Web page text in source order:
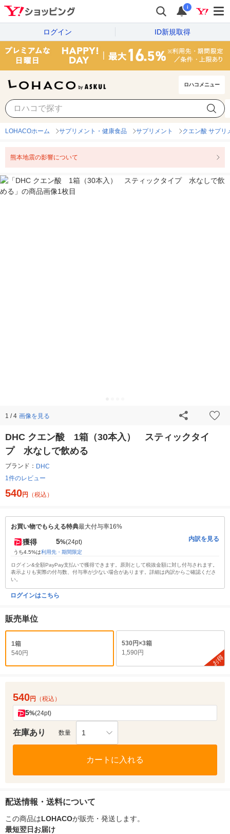
i
ログイン ID新規取得
ロハコメニュー
LOHACOホーム サプリメント・健康食品 サプリメント クエン酸 サプリ
熊本地震の影響について
1 / 4 画像を見る
DHC クエン酸 1箱（30本入） スティックタイ
プ 水なしで飲める
ブランド： DHC
1件のレビュー
540円 （税込）
お買い物でもらえる特典最大付与率16%
獲得 5%(24pt)
うち4.5%は利用先・期間限定
内訳を見る
ログイン&全額PayPay支払いで獲得できます。原則として税抜金額に対し付与されます。
表示よりも実際の付与数、付与率が少ない場合があります。詳細は内訳からご確認くださ
い。
ログインはこちら
販売単位
1箱
540円
530円×3箱
1,590円
お得
540円 （税込）
5%(24pt)
在庫あり 数量 1
カートに入れる
配送情報・送料について
この商品はLOHACOが販売・発送します。
最短翌日お届け